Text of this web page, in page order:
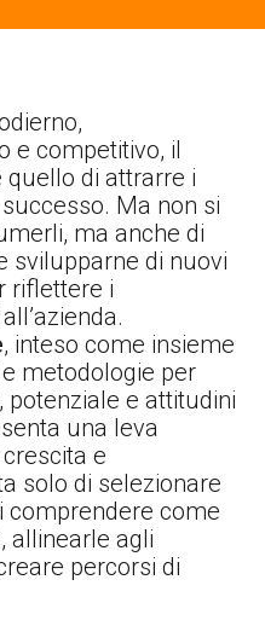
e competitivo, il
di attrarre i
Ma non si
ma anche di
svilupparne di nuovi
riflettere i
, inteso come insieme
metodologie per
e attitudini
una leva
e
solo di selezionare
comprendere come
allinearle agli
percorsi di